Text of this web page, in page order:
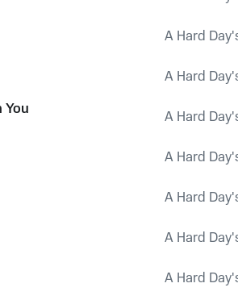
A Hard
A Hard
You
A Hard
A Hard
A Hard
A Hard
A Hard